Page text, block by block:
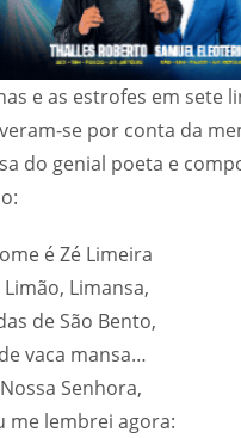
e as estrofes em sete
se por conta da
do genial poeta e
é Zé Limeira
Limão, Limansa,
de São Bento,
vaca mansa…
Senhora,
me lembrei agora: